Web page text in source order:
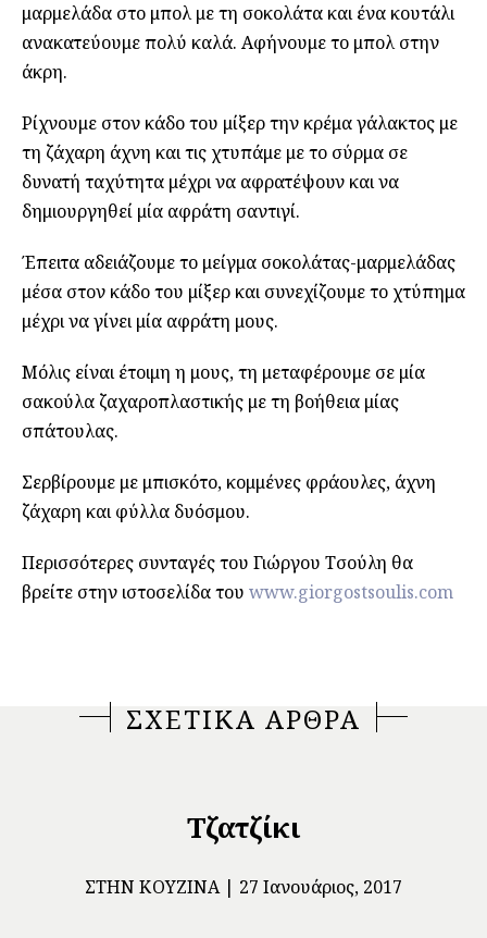
μαρμελάδα στο μπολ με τη σοκολάτα και ένα κουτάλι
ανακατεύουμε πολύ καλά. Αφήνουμε το μπολ στην
άκρη.
Ρίχνουμε στον κάδο του μίξερ την κρέμα γάλακτος με
τη ζάχαρη άχνη και τις χτυπάμε με το σύρμα σε
δυνατή ταχύτητα μέχρι να αφρατέψουν και να
δημιουργηθεί μία αφράτη σαντιγί.
Έπειτα αδειάζουμε το μείγμα σοκολάτας-μαρμελάδας
μέσα στον κάδο του μίξερ και συνεχίζουμε το χτύπημα
μέχρι να γίνει μία αφράτη μους.
Μόλις είναι έτοιμη η μους, τη μεταφέρουμε σε μία
σακούλα ζαχαροπλαστικής με τη βοήθεια μίας
σπάτουλας.
Σερβίρουμε με μπισκότο, κομμένες φράουλες, άχνη
ζάχαρη και φύλλα δυόσμου.
Περισσότερες συνταγές του Γιώργου Τσούλη θα
βρείτε στην ιστοσελίδα του www.giorgostsoulis.com
ΣΧΕΤΙΚΑ ΑΡΘΡΑ
Τζατζίκι
ΣΤΗΝ ΚΟΥΖΊΝΑ 27 Ιανουάριος, 2017